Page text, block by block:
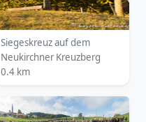
Siegeskreuz auf dem
Neukirchner Kreuzberg
0.4 km